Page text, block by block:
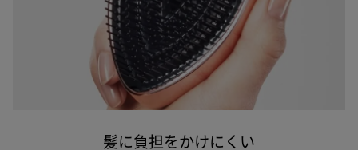
髪に負担をかけにくい